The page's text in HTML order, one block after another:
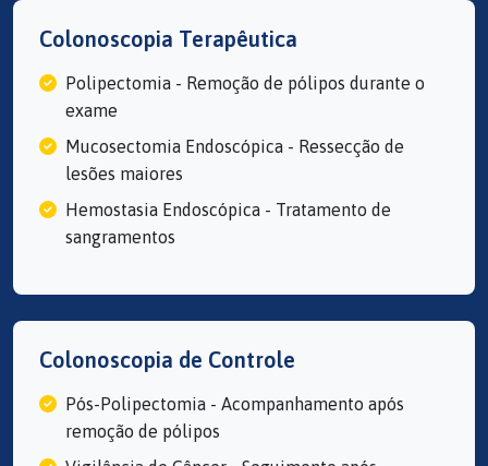
Colonoscopia Terapêutica
Polipectomia - Remoção de pólipos durante o
exame
Mucosectomia Endoscópica - Ressecção de
lesões maiores
Hemostasia Endoscópica - Tratamento de
sangramentos
Colonoscopia de Controle
Pós-Polipectomia - Acompanhamento após
remoção de pólipos